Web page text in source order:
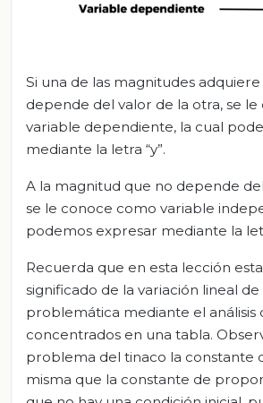
Si una de las magnitudes
depende del valor de la otra, se le
variable dependiente, la cual
mediante la letra “y”.
A la magnitud que no depende
se le conoce como variable
podemos expresar mediante la
Recuerda que en esta lección
significado de la variación lineal
problemática mediante el análisis
concentrados en una tabla.
problema del tinaco la constante
misma que la constante de